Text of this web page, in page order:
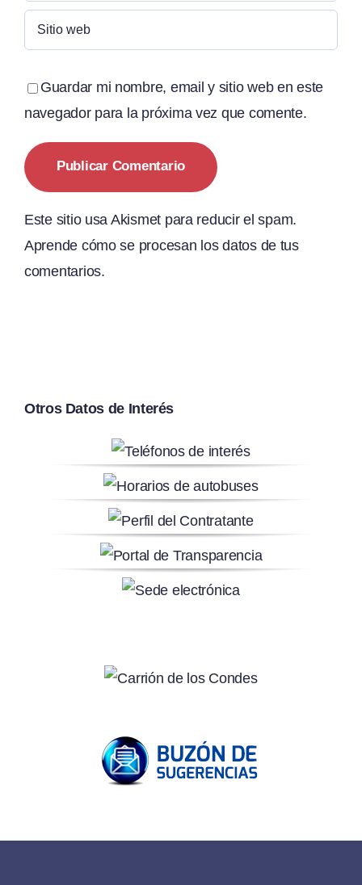
Guardar mi nombre, email y sitio web en este
navegador para la próxima vez que comente.
Este sitio usa Akismet para reducir el spam.
Aprende cómo se procesan los datos de tus
comentarios.
Otros Datos de Interés